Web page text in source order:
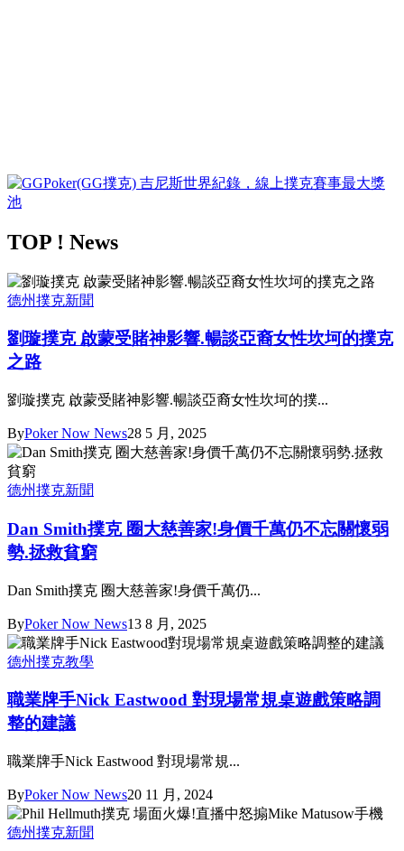
TOP ! News
德州撲克新聞
劉璇撲克 啟蒙受賭神影響.暢談亞裔女性坎坷的撲克
之路
劉璇撲克 啟蒙受賭神影響.暢談亞裔女性坎坷的撲...
ByPoker Now News28 5 月, 2025
德州撲克新聞
Dan Smith撲克 圈大慈善家!身價千萬仍不忘關懷弱
勢.拯救貧窮
Dan Smith撲克 圈大慈善家!身價千萬仍...
ByPoker Now News13 8 月, 2025
德州撲克教學
職業牌手Nick Eastwood 對現場常規桌遊戲策略調
整的建議
職業牌手Nick Eastwood 對現場常規...
ByPoker Now News20 11 月, 2024
德州撲克新聞